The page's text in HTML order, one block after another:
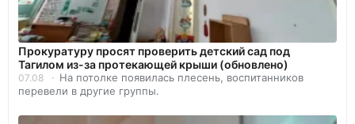
Прокуратуру просят проверить детский сад под
Тагилом из-за протекающей крыши (обновлено)
07.08
На потолке появилась плесень, воспитанников
перевели в другие группы.